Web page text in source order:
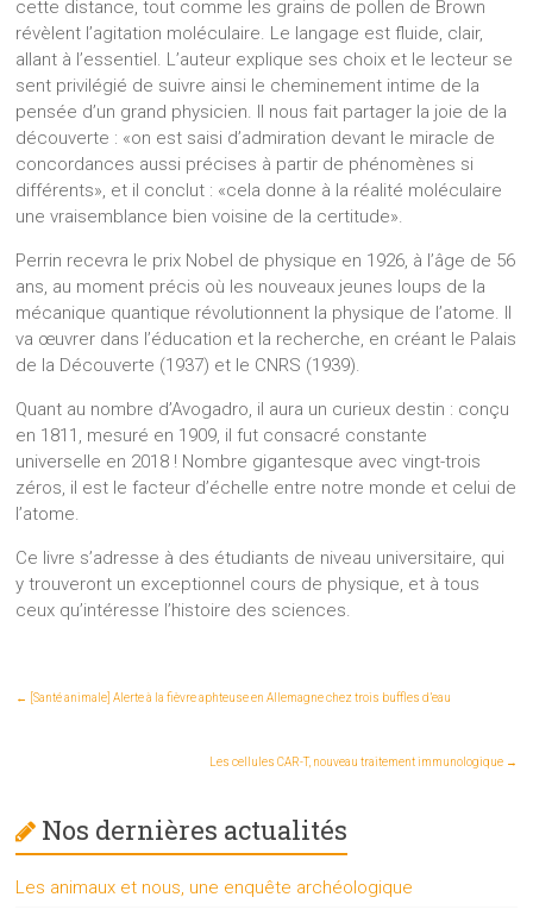
cette distance, tout comme les grains de pollen de Brown
révèlent l’agitation moléculaire. Le langage est fluide, clair,
allant à l’essentiel. L’auteur explique ses choix et le lecteur se
sent privilégié de suivre ainsi le cheminement intime de la
pensée d’un grand physicien. Il nous fait partager la joie de la
découverte : «on est saisi d’admiration devant le miracle de
concordances aussi précises à partir de phénomènes si
différents», et il conclut : «cela donne à la réalité moléculaire
une vraisemblance bien voisine de la certitude».
Perrin recevra le prix Nobel de physique en 1926, à l’âge de 56
ans, au moment précis où les nouveaux jeunes loups de la
mécanique quantique révolutionnent la physique de l’atome. Il
va œuvrer dans l’éducation et la recherche, en créant le Palais
de la Découverte (1937) et le CNRS (1939).
Quant au nombre d’Avogadro, il aura un curieux destin : conçu
en 1811, mesuré en 1909, il fut consacré constante
universelle en 2018 ! Nombre gigantesque avec vingt-trois
zéros, il est le facteur d’échelle entre notre monde et celui de
l’atome.
Ce livre s’adresse à des étudiants de niveau universitaire, qui
y trouveront un exceptionnel cours de physique, et à tous
ceux qu’intéresse l’histoire des sciences.
← [Santé animale] Alerte à la fièvre aphteuse en Allemagne chez trois buffles d’eau
Les cellules CAR-T, nouveau traitement immunologique →
Nos dernières actualités
Les animaux et nous, une enquête archéologique